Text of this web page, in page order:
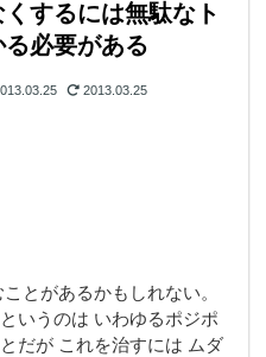
するには無駄なト
必要がある
2013.03.25
とがあるかもしれない。
いうのは いわゆるポジポ
だが これを治すには ムダ